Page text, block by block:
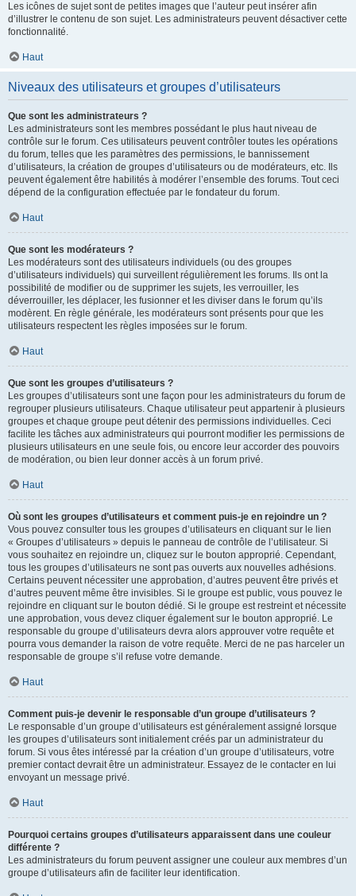
Les icônes de sujet sont de petites images que l’auteur peut insérer afin
d’illustrer le contenu de son sujet. Les administrateurs peuvent désactiver cette
fonctionnalité.
Haut
Niveaux des utilisateurs et groupes d’utilisateurs
Que sont les administrateurs ?
Les administrateurs sont les membres possédant le plus haut niveau de
contrôle sur le forum. Ces utilisateurs peuvent contrôler toutes les opérations
du forum, telles que les paramètres des permissions, le bannissement
d’utilisateurs, la création de groupes d’utilisateurs ou de modérateurs, etc. Ils
peuvent également être habilités à modérer l’ensemble des forums. Tout ceci
dépend de la configuration effectuée par le fondateur du forum.
Haut
Que sont les modérateurs ?
Les modérateurs sont des utilisateurs individuels (ou des groupes
d’utilisateurs individuels) qui surveillent régulièrement les forums. Ils ont la
possibilité de modifier ou de supprimer les sujets, les verrouiller, les
déverrouiller, les déplacer, les fusionner et les diviser dans le forum qu’ils
modèrent. En règle générale, les modérateurs sont présents pour que les
utilisateurs respectent les règles imposées sur le forum.
Haut
Que sont les groupes d’utilisateurs ?
Les groupes d’utilisateurs sont une façon pour les administrateurs du forum de
regrouper plusieurs utilisateurs. Chaque utilisateur peut appartenir à plusieurs
groupes et chaque groupe peut détenir des permissions individuelles. Ceci
facilite les tâches aux administrateurs qui pourront modifier les permissions de
plusieurs utilisateurs en une seule fois, ou encore leur accorder des pouvoirs
de modération, ou bien leur donner accès à un forum privé.
Haut
Où sont les groupes d’utilisateurs et comment puis-je en rejoindre un ?
Vous pouvez consulter tous les groupes d’utilisateurs en cliquant sur le lien
« Groupes d’utilisateurs » depuis le panneau de contrôle de l’utilisateur. Si
vous souhaitez en rejoindre un, cliquez sur le bouton approprié. Cependant,
tous les groupes d’utilisateurs ne sont pas ouverts aux nouvelles adhésions.
Certains peuvent nécessiter une approbation, d’autres peuvent être privés et
d’autres peuvent même être invisibles. Si le groupe est public, vous pouvez le
rejoindre en cliquant sur le bouton dédié. Si le groupe est restreint et nécessite
une approbation, vous devez cliquer également sur le bouton approprié. Le
responsable du groupe d’utilisateurs devra alors approuver votre requête et
pourra vous demander la raison de votre requête. Merci de ne pas harceler un
responsable de groupe s’il refuse votre demande.
Haut
Comment puis-je devenir le responsable d’un groupe d’utilisateurs ?
Le responsable d’un groupe d’utilisateurs est généralement assigné lorsque
les groupes d’utilisateurs sont initialement créés par un administrateur du
forum. Si vous êtes intéressé par la création d’un groupe d’utilisateurs, votre
premier contact devrait être un administrateur. Essayez de le contacter en lui
envoyant un message privé.
Haut
Pourquoi certains groupes d’utilisateurs apparaissent dans une couleur
différente ?
Les administrateurs du forum peuvent assigner une couleur aux membres d’un
groupe d’utilisateurs afin de faciliter leur identification.